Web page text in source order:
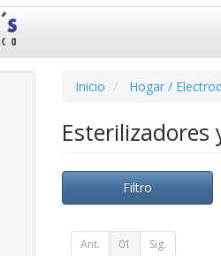
Inicio Hogar /
Filtro
Ant. 01 Sig.